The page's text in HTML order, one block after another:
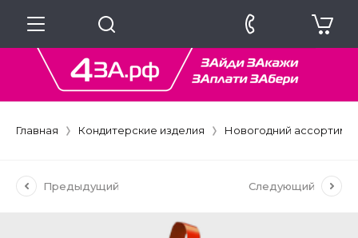
Главная Кондитерские изделия Новогодний
Предыдущий Следующий